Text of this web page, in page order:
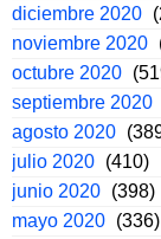
diciembre 2020
noviembre 2020
octubre 2020
septiembre 2020
agosto 2020
julio 2020 (410)
junio 2020 (398)
mayo 2020 (336)